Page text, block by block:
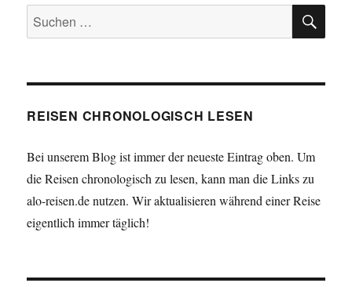
Suchen
nach:
REISEN CHRONOLOGISCH LESEN
Bei unserem Blog ist immer der neueste Eintrag oben. Um
die Reisen chronologisch zu lesen, kann man die Links zu
alo-reisen.de nutzen. Wir aktualisieren während einer Reise
eigentlich immer täglich!